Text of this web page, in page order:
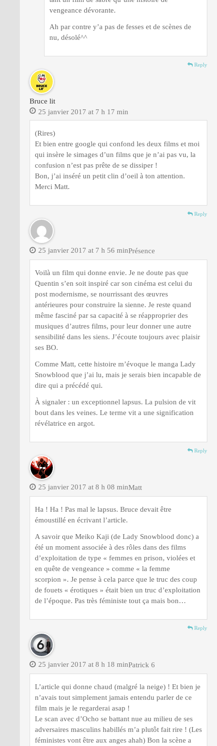
vengeance dévorante.
Ah par contre y’a pas de fesses et de scènes de
nu, désolé^^
Reply
Bruce lit
25 janvier 2017 at 7 h 17 min
(Rires)
Et bien entre google qui confond les deux films et moi
qui insère le simages d’un films que je n’ai pas vu, la
confusion n’est pas prête de se dissiper !
Bon, j’ai inséré un petit clin d’oeil à ton attention.
Merci Matt.
Reply
Présence
25 janvier 2017 at 7 h 56 min
Voilà un film qui donne envie. Je ne doute pas que
Quentin s’en soit inspiré car son cinéma est celui du
post modernisme, se nourrissant des œuvres
antérieures pour construire la sienne. Je reste quand
même fasciné par sa capacité à se réapproprier des
musiques d’autres films, pour leur donner une autre
sensibilité dans les siens. J’écoute toujours avec plaisir
ses BO.
Comme Matt, cette histoire m’évoque le manga Lady
Snowblood que j’ai lu, mais je serais bien incapable de
dire qui a précédé qui.
À signaler : un exceptionnel lapsus. La pulsion de vit
bout dans les veines. Le terme vit a une signification
révélatrice en argot.
Reply
Matt
25 janvier 2017 at 8 h 08 min
Ha ! Ha ! Pas mal le lapsus. Bruce devait être
émoustillé en écrivant l’article.
A savoir que Meiko Kaji (de Lady Snowblood donc) a
été un moment associée à des rôles dans des films
d’exploitation de type « femmes en prison, violées et
en quête de vengeance » comme « la femme
scorpion ». Je pense à cela parce que le truc des coup
de fouets « érotiques » était bien un truc d’exploitation
de l’époque. Pas très féministe tout ça mais bon…
Reply
Patrick 6
25 janvier 2017 at 8 h 18 min
L’article qui donne chaud (malgré la neige) ! Et bien je
n’avais tout simplement jamais entendu parler de ce
film mais je le regarderai asap !
Le scan avec d’Ocho se battant nue au milieu de ses
adversaires masculins habillés m’a plutôt fait rire ! (Les
féministes vont être aux anges ahah) Bon la scène a